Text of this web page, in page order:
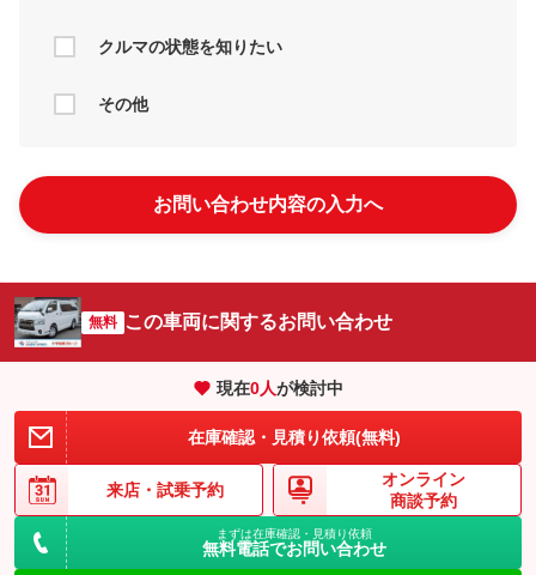
クルマの状態を知りたい
その他
お問い合わせ内容の入力へ
無料 この車両に関するお問い合わせ
現在0人が検討中
在庫確認・見積り依頼(無料)
来店・ 試乗予約
オンライン
商談予約
まずは在庫確認・見積り依頼
無料電話でお問い合わせ